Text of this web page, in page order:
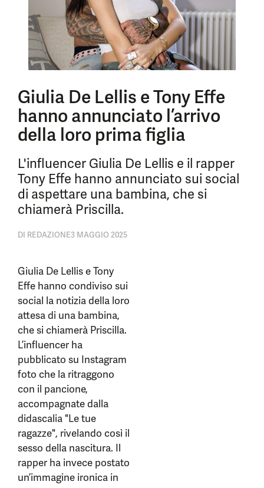
Giulia De Lellis e Tony Effe
hanno annunciato l’arrivo
della loro prima figlia
L'influencer Giulia De Lellis e il rapper
Tony Effe hanno annunciato sui social
di aspettare una bambina, che si
chiamerà Priscilla.
DI REDAZIONE3 MAGGIO 2025
Giulia De Lellis e Tony
Effe hanno condiviso sui
social la notizia della loro
attesa di una bambina,
che si chiamerà Priscilla.
L’influencer ha
pubblicato su Instagram
foto che la ritraggono
con il pancione,
accompagnate dalla
didascalia "Le tue
ragazze", rivelando così il
sesso della nascitura. Il
rapper ha invece postato
un’immagine ironica in